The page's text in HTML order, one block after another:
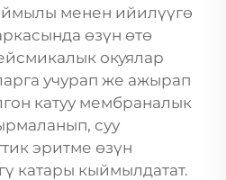
менен ийилүүгө
өзүн өтө
окуялар
учурап же ажырап
катуу мембраналык
суу
эритме өзүн
катары кыймылдатат.